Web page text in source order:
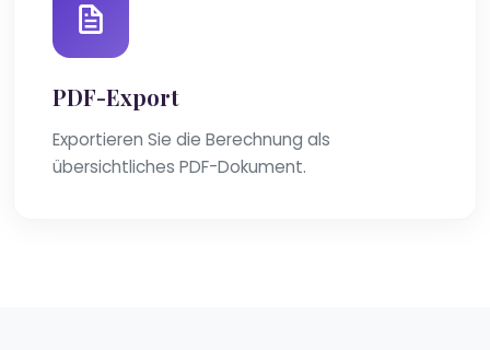
PDF-Export
Exportieren Sie die Berechnung als
übersichtliches PDF-Dokument.